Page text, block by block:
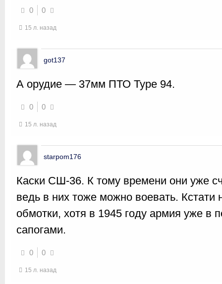
0 0
15 л. назад
got137
А орудие — 37мм ПТО Type 94.
0 0
15 л. назад
starpom176
Каски СШ-36. К тому времени они уже
ведь в них тоже можно воевать. Кстати
обмотки, хотя в 1945 году армия уже в
сапогами.
0 0
15 л. назад